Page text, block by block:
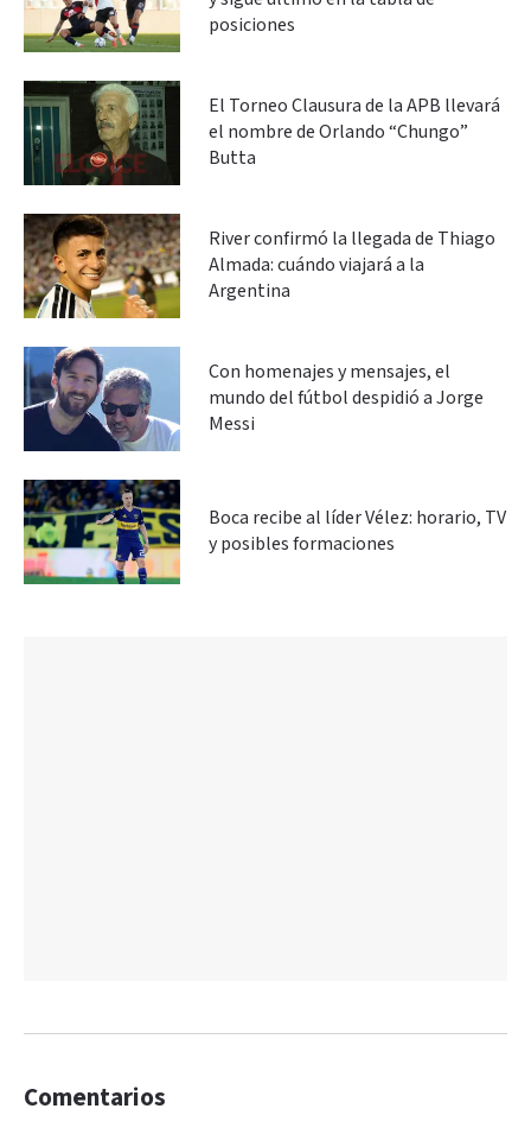
posiciones
El Torneo Clausura de la APB llevará
el nombre de Orlando “Chungo”
Butta
River confirmó la llegada de Thiago
Almada: cuándo viajará a la
Argentina
Con homenajes y mensajes, el
mundo del fútbol despidió a Jorge
Messi
Boca recibe al líder Vélez: horario, TV
y posibles formaciones
Comentarios